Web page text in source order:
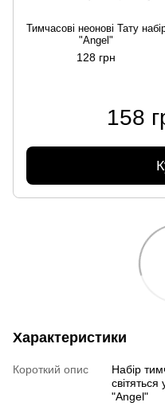
Тимчасові неонові Тату
"Angel"
128 грн
158
Характеристики
Короткий опис
Набір
"Angel"